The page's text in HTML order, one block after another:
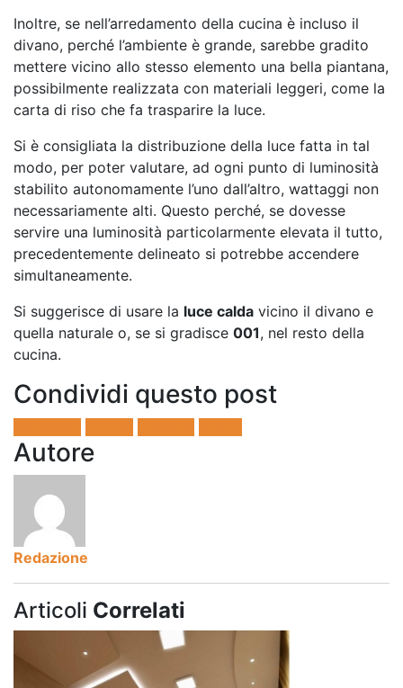
Inoltre, se nell’arredamento della cucina è incluso il
divano, perché l’ambiente è grande, sarebbe gradito
mettere vicino allo stesso elemento una bella piantana,
possibilmente realizzata con materiali leggeri, come la
carta di riso che fa trasparire la luce.
Si è consigliata la distribuzione della luce fatta in tal
modo, per poter valutare, ad ogni punto di luminosità
stabilito autonomamente l’uno dall’altro, wattaggi non
necessariamente alti. Questo perché, se dovesse
servire una luminosità particolarmente elevata il tutto,
precedentemente delineato si potrebbe accendere
simultaneamente.
Si suggerisce di usare la luce calda vicino il divano e
quella naturale o, se si gradisce 001, nel resto della
cucina.
Condividi questo post
Autore
Redazione
Articoli Correlati